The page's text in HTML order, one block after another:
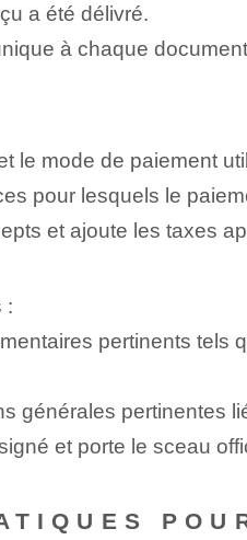
a été délivré.
à chaque
le mode de paiement
pour lesquels le
et ajoute les taxes
:
pertinents tels
générales pertinentes
et porte le sceau